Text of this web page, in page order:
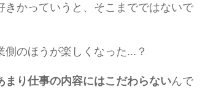
かっていうと、そこまでではないで
のほうが楽しくなった...？
まり仕事の内容にはこだわらないんで